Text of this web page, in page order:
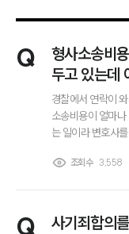
Q
형사소송비
두고 있는데
지도 궁금합
경찰에서 연락이
소송비용이 얼마나
는 일이라 변호사
많이 나는지도 궁금합니다. 또 조사 전에
조회수 3,558
Q
사기죄합의